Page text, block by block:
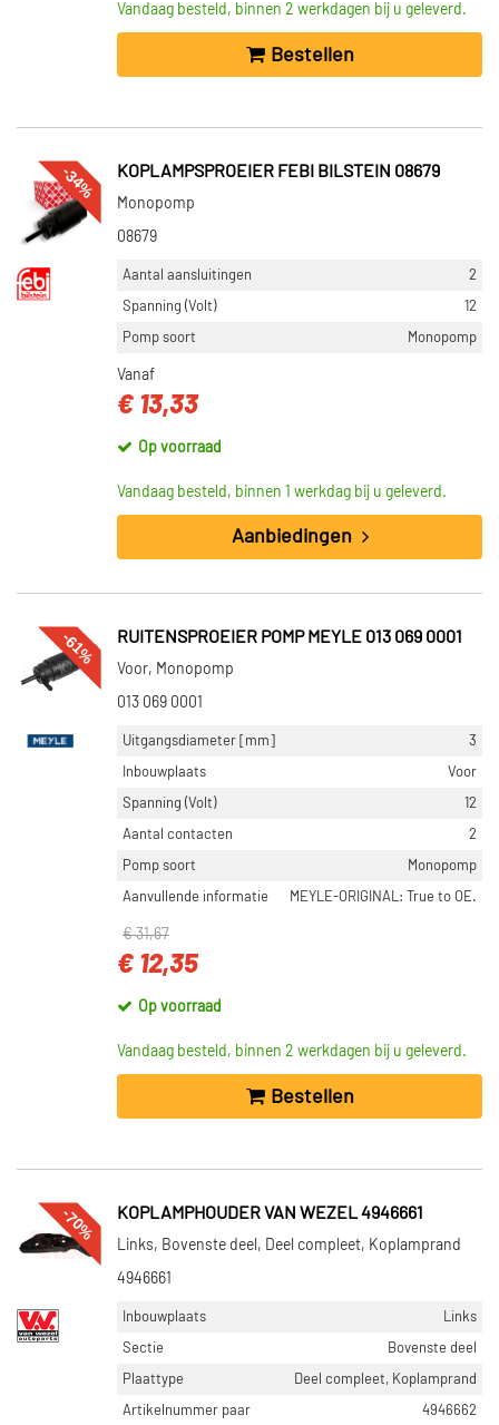
Vandaag besteld, binnen 2 werkdagen bij u geleverd.
Bestellen
-34% KOPLAMPSPROEIER FEBI BILSTEIN 08679
Monopomp
08679
Aantal aansluitingen
2
Spanning (Volt)
12
Pomp soort
Monopomp
Vanaf
€ 13,33
Op voorraad
Vandaag besteld, binnen 1 werkdag bij u geleverd.
Aanbiedingen
-61% RUITENSPROEIER POMP MEYLE 013 069 0001
Voor, Monopomp
013 069 0001
Uitgangsdiameter [mm]
3
Inbouwplaats
Voor
Spanning (Volt)
12
Aantal contacten
2
Pomp soort
Monopomp
Aanvullende informatie
MEYLE-ORIGINAL: True to OE.
€ 31,67
€ 12,35
Op voorraad
Vandaag besteld, binnen 2 werkdagen bij u geleverd.
Bestellen
-70% KOPLAMPHOUDER VAN WEZEL 4946661
Links, Bovenste deel, Deel compleet, Koplamprand
4946661
Inbouwplaats
Links
Sectie
Bovenste deel
Plaattype
Deel compleet, Koplamprand
Artikelnummer paar
4946662